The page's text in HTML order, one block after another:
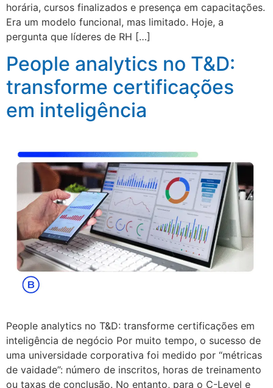
horária, cursos finalizados e presença em capacitações.
Era um modelo funcional, mas limitado. Hoje, a
pergunta que líderes de RH […]
People analytics no T&D:
transforme certificações
em inteligência
People analytics no T&D: transforme certificações em
inteligência de negócio Por muito tempo, o sucesso de
uma universidade corporativa foi medido por “métricas
de vaidade”: número de inscritos, horas de treinamento
ou taxas de conclusão. No entanto, para o C-Level e